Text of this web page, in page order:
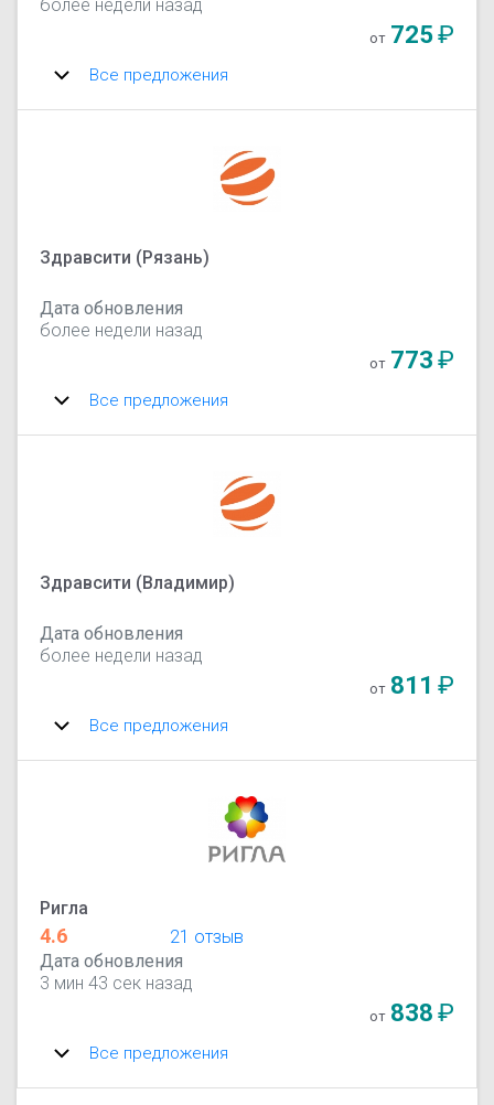
более недели назад
от 725₽
Все предложения
Здравсити (Рязань)
Дата обновления
более недели назад
от 773₽
Все предложения
Здравсити (Владимир)
Дата обновления
более недели назад
от 811 ₽
Все предложения
Ригла
4.6
21 отзыв
Дата обновления
3 мин 43 сек назад
от 838₽
Все предложения